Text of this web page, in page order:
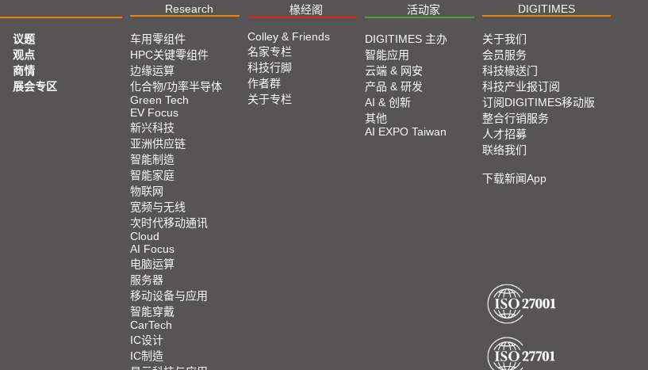
Research 椽经阁 活动家 DIGITIMES
议题
观点
商情
展会专区
车用零组件
HPC关键零组件
边缘运算
化合物/功率半导体
Green Tech
EV Focus
新兴科技
亚洲供应链
智能制造
智能家庭
物联网
宽频与无线
次时代移动通讯
Cloud
AI Focus
电脑运算
服务器
移动设备与应用
智能穿戴
CarTech
IC设计
IC制造
Colley & Friends
名家专栏
科技行脚
作者群
关于专栏
DIGITIMES 主办
智能应用
云端 & 网安
产品 & 研发
AI & 创新
其他
AI EXPO Taiwan
关于我们
会员服务
科技椽送门
科技产业报订阅
订阅DIGITIMES移动版
整合行销服务
人才招募
联络我们
下载新闻App